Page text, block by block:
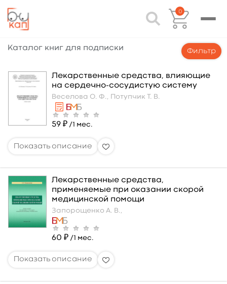
0
Каталог книг для подписки Фильтр
Лекарственные средства, влияющие
на сердечно-сосудистую систему
Веселова О. Ф., Потупчик Т. В.
59 ₽ /1 мес.
Лекарственные средства,
применяемые при оказании скорой
медицинской помощи
Запорощенко А. В.,
60 ₽ /1 мес.